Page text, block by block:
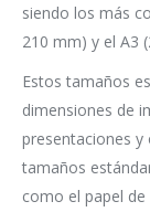
siendo los más
210 mm) y el A3
Estos tamaños
dimensiones de
presentaciones
tamaños
como el papel